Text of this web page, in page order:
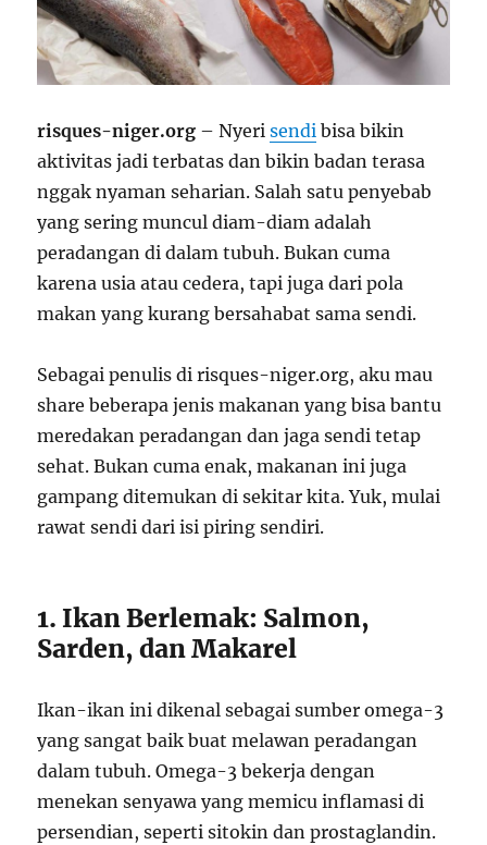
risques-niger.org – Nyerisendi bisa bikin
aktivitas jadi terbatas dan bikin badan terasa
nggak nyaman seharian. Salah satu penyebab
yang sering muncul diam-diam adalah
peradangan di dalam tubuh. Bukan cuma
karena usia atau cedera, tapi juga dari pola
makan yang kurang bersahabat sama sendi.
Sebagai penulis di risques-niger.org, aku mau
share beberapa jenis makanan yang bisa bantu
meredakan peradangan dan jaga sendi tetap
sehat. Bukan cuma enak, makanan ini juga
gampang ditemukan di sekitar kita. Yuk, mulai
rawat sendi dari isi piring sendiri.
1. Ikan Berlemak: Salmon,
Sarden, dan Makarel
Ikan-ikan ini dikenal sebagai sumber omega-3
yang sangat baik buat melawan peradangan
dalam tubuh. Omega-3 bekerja dengan
menekan senyawa yang memicu inflamasi di
persendian, seperti sitokin dan prostaglandin.